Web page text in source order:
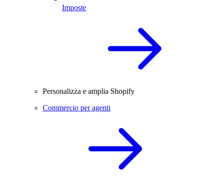
Imposte
Personalizza e amplia Shopify
Commercio per agenti